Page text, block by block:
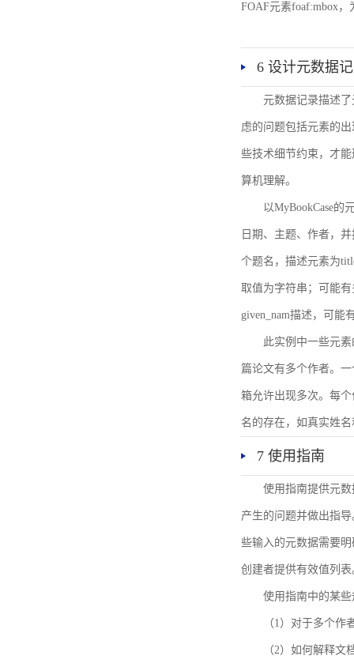
FOAF元素foaf:mbox，
6 设计元数据
元数据记录描述
虑的问题包括元素的
些技术细节约束，才
算机理解。
以MyBookCase的
日期、主题、作者，
个题名，描述元素为
取值为字符串；可能
given_nam描述，可能
此实例中一些元
篇论文有多个作者。
箱允许出现多次。每
名的存在，如真实姓
7 使用指南
使用指南提供元
产生的问题并做出指
些输入的元数据需要
创建者提供有效值列表
使用指南中的某
（1）对于多个作
（2）如何解释文